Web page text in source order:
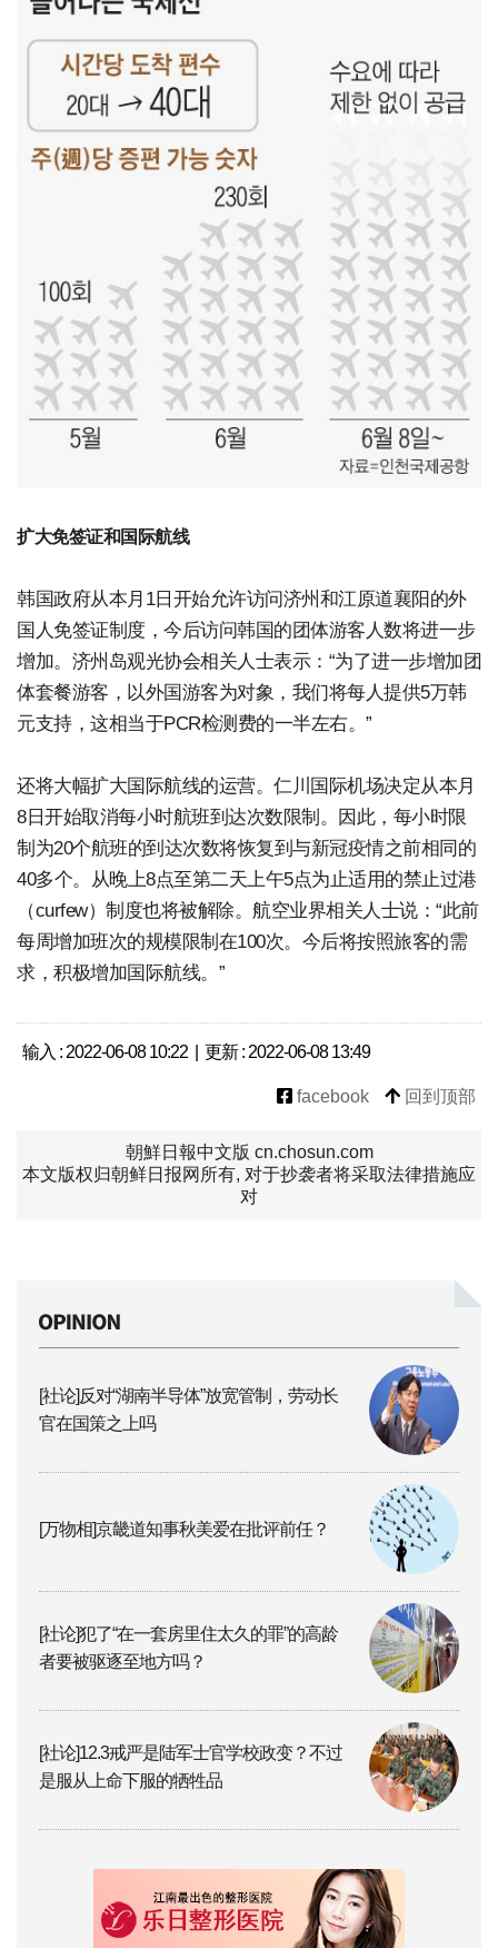
扩大免签证和国际航线
韩国政府从本月1日开始允许访问济州和江原道襄阳的外
国人免签证制度，今后访问韩国的团体游客人数将进一步
增加。济州岛观光协会相关人士表示：“为了进一步增加团
体套餐游客，以外国游客为对象，我们将每人提供5万韩
元支持，这相当于PCR检测费的一半左右。”
还将大幅扩大国际航线的运营。仁川国际机场决定从本月
8日开始取消每小时航班到达次数限制。因此，每小时限
制为20个航班的到达次数将恢复到与新冠疫情之前相同的
40多个。从晚上8点至第二天上午5点为止适用的禁止过港
（curfew）制度也将被解除。航空业界相关人士说：“此前
每周增加班次的规模限制在100次。今后将按照旅客的需
求，积极增加国际航线。”
输入 : 2022-06-08 10:22 | 更新 : 2022-06-08 13:49
facebook 回到顶部
朝鮮日報中文版 cn.chosun.com
本文版权归朝鲜日报网所有, 对于抄袭者将采取法律措施应
对
[社论]反对“湖南半导体”放宽管制，劳动长
官在国策之上吗
[万物相]京畿道知事秋美爱在批评前任？
[社论]犯了“在一套房里住太久的罪”的高龄
者要被驱逐至地方吗？
[社论]12.3戒严是陆军士官学校政变？不过
是服从上命下服的牺牲品